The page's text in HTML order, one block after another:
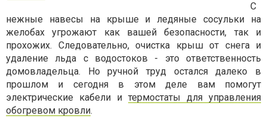
С
нежные навесы на крыше и ледяные сосульки на
желобах угрожают как вашей безопасности, так и
прохожих. Следовательно, очистка крыш от снега и
удаление льда с водостоков - это ответственность
домовладельца. Но ручной труд остался далеко в
прошлом и сегодня в этом деле вам помогут
электрические кабели и термостаты для управления
обогревом кровли.